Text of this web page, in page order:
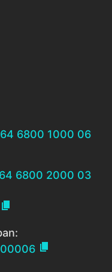
6800 1000 06
6800 2000 03

